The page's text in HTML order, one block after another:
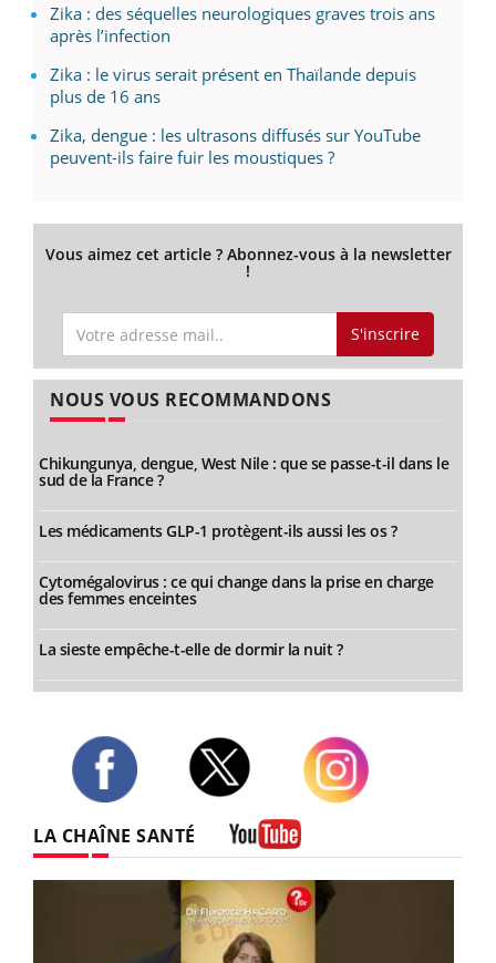
Zika : des séquelles neurologiques graves trois ans
après l’infection
Zika : le virus serait présent en Thaïlande depuis
plus de 16 ans
Zika, dengue : les ultrasons diffusés sur YouTube
peuvent-ils faire fuir les moustiques ?
Vous aimez cet article ? Abonnez-vous à la newsletter
!
S'inscrire
NOUS VOUS RECOMMANDONS
Chikungunya, dengue, West Nile : que se passe-t-il dans le
sud de la France ?
Les médicaments GLP-1 protègent-ils aussi les os ?
Cytomégalovirus : ce qui change dans la prise en charge
des femmes enceintes
La sieste empêche-t-elle de dormir la nuit ?
LA CHAÎNE SANTÉ